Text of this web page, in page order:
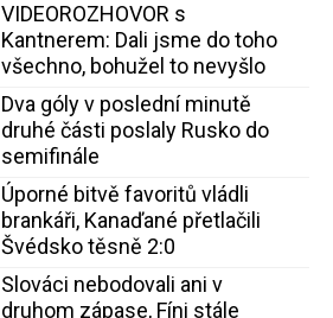
VIDEOROZHOVOR s
Kantnerem: Dali jsme do toho
všechno, bohužel to nevyšlo
Dva góly v poslední minutě
druhé části poslaly Rusko do
semifinále
Úporné bitvě favoritů vládli
brankáři, Kanaďané přetlačili
Švédsko těsně 2:0
Slováci nebodovali ani v
druhom zápase, Fíni stále